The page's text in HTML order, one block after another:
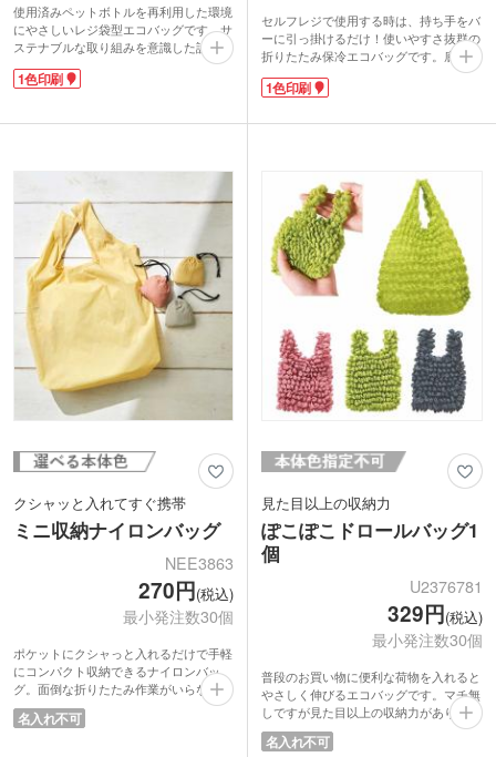
使用済みペットボトルを再利用した環境
にやさしいレジ袋型エコバッグです。サ
ステナブルな取り組みを意識した設計
で、パッケージも紙巻仕様の脱プラに対
応。くるくる丸めて簡単にたためるう
躍するアイテムです。
1色印刷
セルフレジで使用する時は、持ち手をバ
ーに引っ掛けるだけ！使いやすさ抜群の
折りたたみ保冷エコバッグです。底マチ
部分には芯材が入っているから、中がし
っかりと広がって食品をいれやすくなり
しても2本入り、内側には保冷剤用のメ
て清潔に保てるのも嬉しいポイントで
す。大きめに1色ロゴ印刷ができるので
販促効果は抜群！ノベルティや記念品、
物販用にもおススメです。
1色印刷
クシャッと入れてすぐ携帯
ミニ収納ナイロンバッグ
NEE3863
270円(税込)
最小発注数30個
ポケットにクシャっと入れるだけで手軽
にコンパクト収納できるナイロンバッ
グ。面倒な折りたたみ作業がいらないの
で使ったあともサッとしまえてストレス
フリーです。
名入れ不可
見た目以上の収納力
ぽこぽこドロールバッグ1
個
U2376781
329円(税込)
最小発注数30個
普段のお買い物に便利な荷物を入れると
やさしく伸びるエコバッグです。マチ無
しですが見た目以上の収納力がありま
す。使わない時はコンパクトにまとまる
のでバッグに入れていてもかさばりませ
名入れ不可